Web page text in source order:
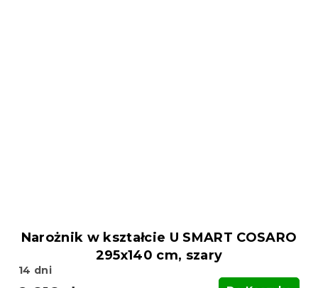
Narożnik w kształcie U SMART COSARO
295x140 cm, szary
14 dni